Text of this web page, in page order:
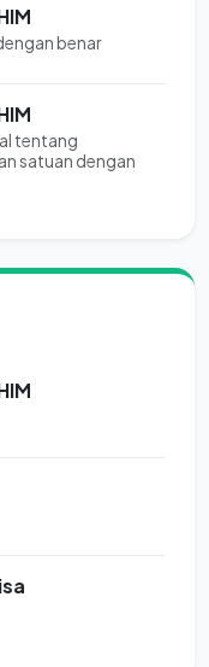
benar
tentang
satuan dengan